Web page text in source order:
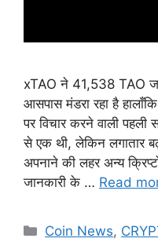
xTAO ने 41,538 TAO
आसपास मंडरा रहा है
पर विचार करने वाली पहली
से एक थी, लेकिन लगातार
अपनाने की लहर अन्य
जानकारी के … Read
Categories
Coin News,